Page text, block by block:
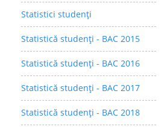
Statistici studenţi
Statistică studenţi - BAC 2015
Statistică studenţi - BAC 2016
Statistică studenţi - BAC 2017
Statistică studenţi - BAC 2018